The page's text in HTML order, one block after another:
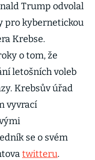
Trump odvolal
pro kybernetickou
Krebse.
o tom, že
letošních voleb
Krebsův úřad
vyvrací
se o svém
twitteru.